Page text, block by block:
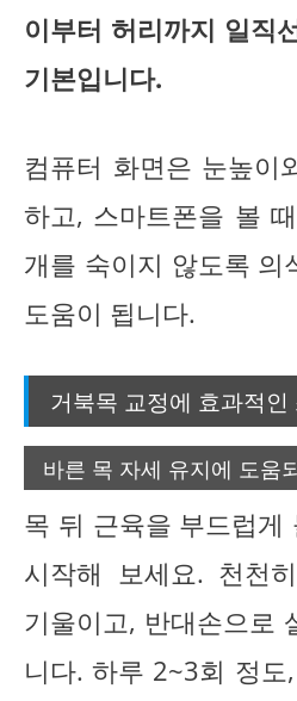
이부터 허리까지 일직
기본입니다.
컴퓨터 화면은 눈높이
하고, 스마트폰을 볼
개를 숙이지 않도록 의
도움이 됩니다.
거북목 교정에 효과적
바른 목 자세 유지에 도움
목 뒤 근육을 부드럽게
시작해 보세요. 천천
기울이고, 반대손으로
니다. 하루 2~3회 정도